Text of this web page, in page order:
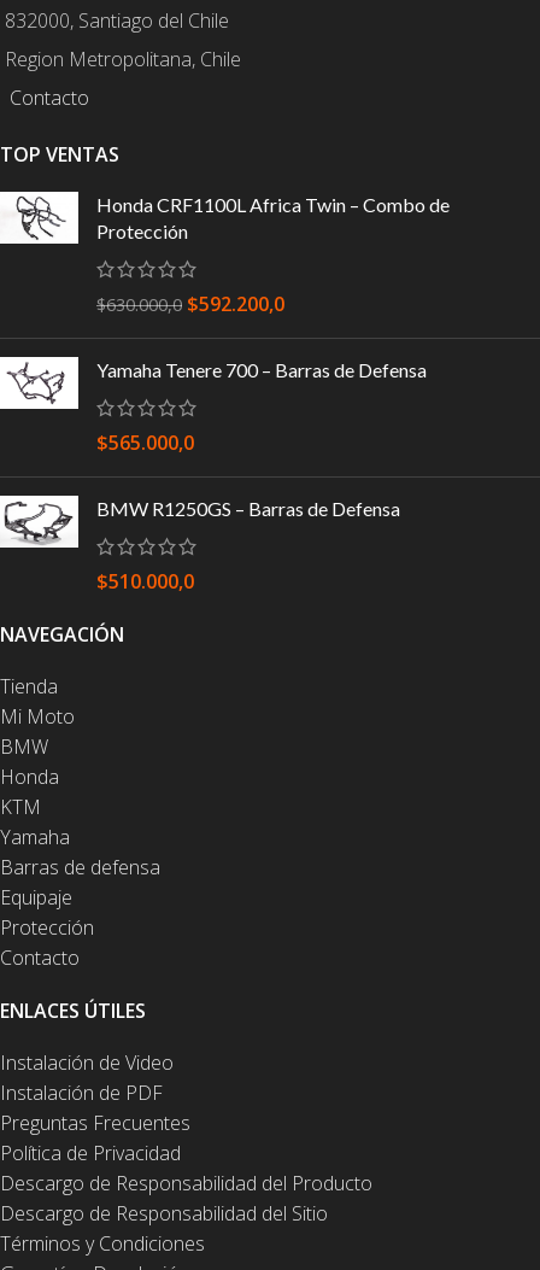
832000, Santiago del Chile
Region Metropolitana, Chile
Contacto
TOP VENTAS
Honda CRF1100L Africa Twin – Combo de
Protección
$630.000,0 $592.200,0
Yamaha Tenere 700 – Barras de Defensa
$565.000,0
BMW R1250GS – Barras de Defensa
$510.000,0
NAVEGACIÓN
Tienda
Mi Moto
BMW
Honda
KTM
Yamaha
Barras de defensa
Equipaje
Protección
Contacto
ENLACES ÚTILES
Instalación de Video
Instalación de PDF
Preguntas Frecuentes
Política de Privacidad
Descargo de Responsabilidad del Producto
Descargo de Responsabilidad del Sitio
Términos y Condiciones